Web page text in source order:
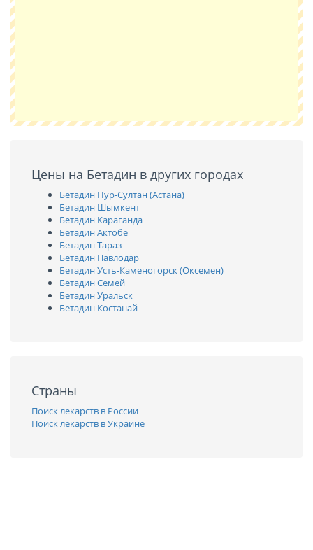
Цены на Бетадин в других городах
Бетадин Нур-Султан (Астана)
Бетадин Шымкент
Бетадин Караганда
Бетадин Актобе
Бетадин Тараз
Бетадин Павлодар
Бетадин Усть-Каменогорск (Оксемен)
Бетадин Семей
Бетадин Уральск
Бетадин Костанай
Страны
Поиск лекарств в России
Поиск лекарств в Украине